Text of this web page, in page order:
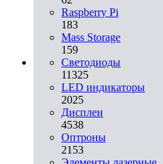
Raspberry Pi
183
Mass Storage
159
Светодиоды
11325
LED индикаторы
2025
Дисплеи
4538
Оптроны
2153